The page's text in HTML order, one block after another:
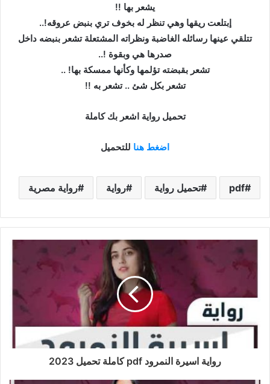
يشعر بها !!
إبتلعت ريقها وهي تنظر له بخوف تري بنبض عروقه!..
تتلقي عينها رسائله الغاضبة ونظراته المشتعلة تشعر بنبضه داخل
صدرها هي وبقوة !..
تشعر بقبضته تؤلمها وكأنها ممسكة بها! ..
تشعر بكل شئ .. تشعر به !!
تحميل رواية اشعر بك كاملة
اضغط هنا للتحميل
pdf تحميل رواية رواية رواية مصرية
رواية اسيرة النمرود pdf كاملة تحميل 2023